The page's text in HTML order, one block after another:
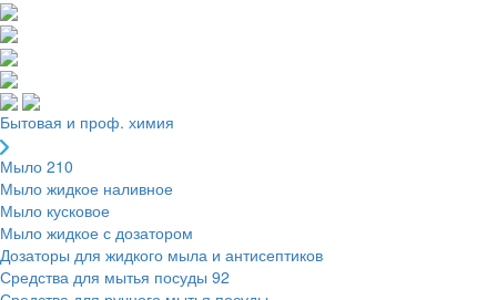
Бытовая и проф. химия
Мыло 210
Мыло жидкое наливное
Мыло кусковое
Мыло жидкое с дозатором
Дозаторы для жидкого мыла и антисептиков
Средства для мытья посуды 92